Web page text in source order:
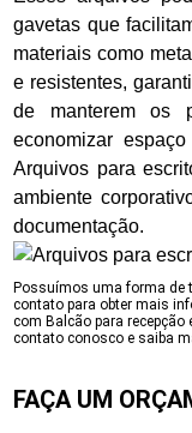
gavetas que
materiais como
e resistentes,
de manterem os
economizar
Arquivos para
ambiente
documentação.
Possuímos uma forma de
contato para obter mais
com Balcão para recepção
contato conosco e saiba
FAÇA UM